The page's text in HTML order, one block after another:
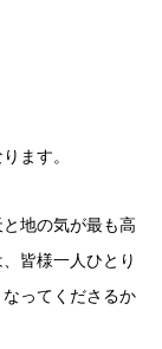
ます。
地の気が最も高
皆様一人ひとり
ってくださるか